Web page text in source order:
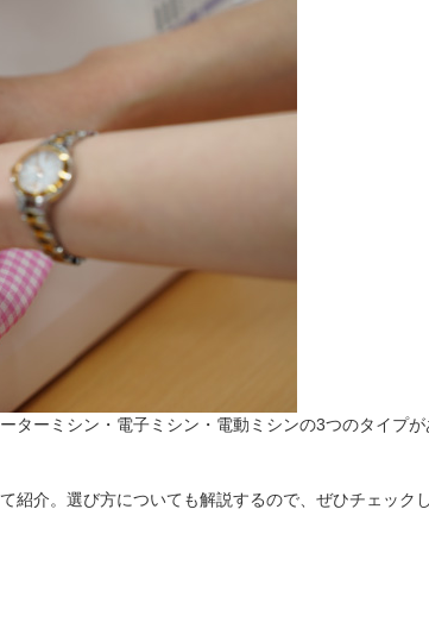
お客様サポート
ご利用ガイド
よくある質問・お問合せ
ターミシン・電子ミシン・電動ミシンの3つのタイプ
介。選び方についても解説するので、ぜひチェック